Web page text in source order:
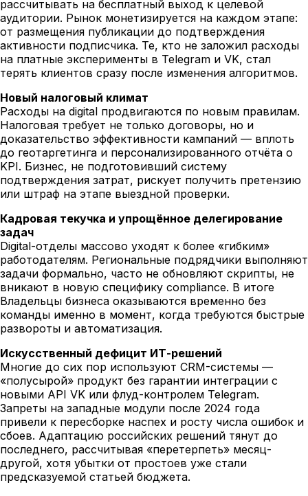
рассчитывать на бесплатный выход к целевой
аудитории. Рынок монетизируется на каждом этапе:
от размещения публикации до подтверждения
активности подписчика. Те, кто не заложил расходы
на платные эксперименты в Telegram и VK, стал
терять клиентов сразу после изменения алгоритмов.
Новый налоговый климат
Расходы на digital продвигаются по новым правилам.
Налоговая требует не только договоры, но и
доказательство эффективности кампаний — вплоть
до геотаргетинга и персонализированного отчёта о
KPI. Бизнес, не подготовивший систему
подтверждения затрат, рискует получить претензию
или штраф на этапе выездной проверки.
Кадровая текучка и упрощённое делегирование
задач
Digital-отделы массово уходят к более «гибким»
работодателям. Региональные подрядчики выполняют
задачи формально, часто не обновляют скрипты, не
вникают в новую специфику compliance. В итоге
Владельцы бизнеса оказываются временно без
команды именно в момент, когда требуются быстрые
развороты и автоматизация.
Искусственный дефицит ИТ-решений
Многие до сих пор используют CRM-системы —
«полусырой» продукт без гарантии интеграции с
новыми API VK или флуд-контролем Telegram.
Запреты на западные модули после 2024 года
привели к пересборке наспех и росту числа ошибок и
сбоев. Адаптацию российских решений тянут до
последнего, рассчитывая «перетерпеть» месяц-
другой, хотя убытки от простоев уже стали
предсказуемой статьей бюджета.